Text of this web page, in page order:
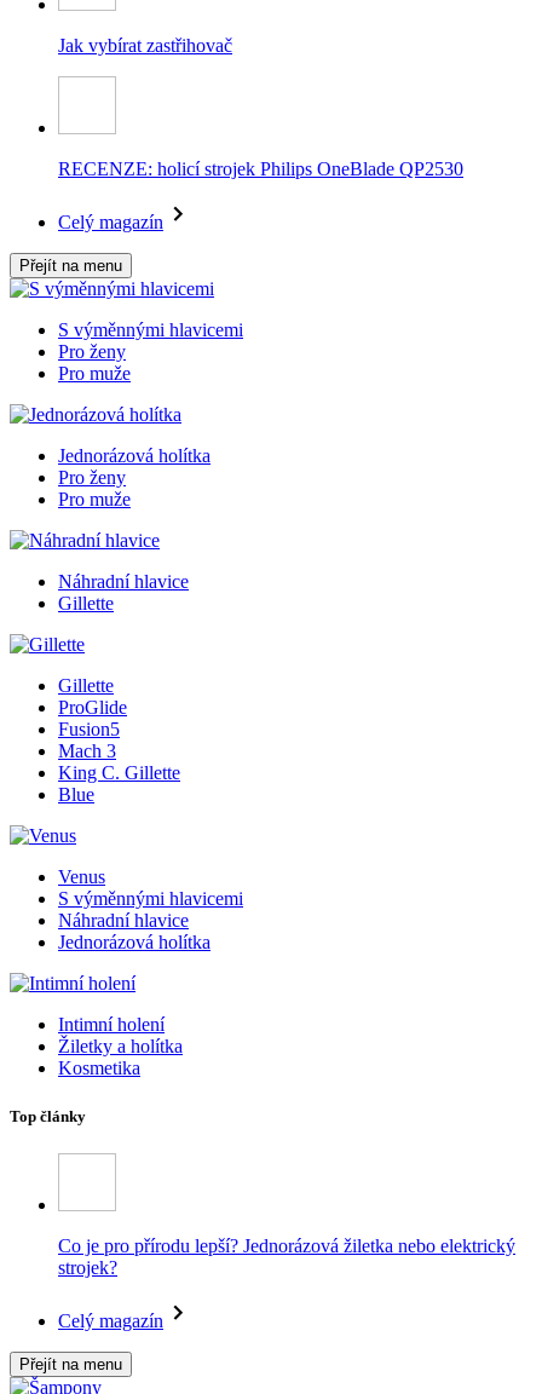
Jak vybírat zastřihovač
RECENZE: holicí strojek Philips OneBlade QP2530
Celý magazín
Přejít na menu
S výměnnými hlavicemi
Pro ženy
Pro muže
Jednorázová holítka
Pro ženy
Pro muže
Náhradní hlavice
Gillette
Gillette
ProGlide
Fusion5
Mach 3
King C. Gillette
Blue
Venus
S výměnnými hlavicemi
Náhradní hlavice
Jednorázová holítka
Intimní holení
Žiletky a holítka
Kosmetika
Top články
Co je pro přírodu lepší? Jednorázová žiletka nebo elektrický
strojek?
Celý magazín
Přejít na menu